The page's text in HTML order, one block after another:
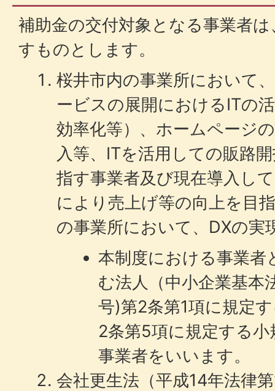
補助金の交付対象となる事業者
すものとします。
桜井市内の事業所において
ービスの展開におけるITの
効率化等）、ホームページ
入等、ITを活用しての販路
指す事業者及び現在導入し
により売上げ等の向上を目
の事業所において、DXの実
本制度における事業者
む法人（中小企業基本
号)第2条第1項に規定
2条第5項に規定する
事業者をいいます。
会社更生法（平成14年法律